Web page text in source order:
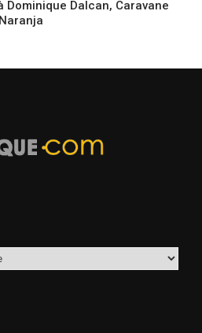
Dominique Dalcan, Caravane